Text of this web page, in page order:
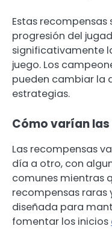
Estas recompensas
progresión del
significativamente
juego. Los
pueden cambiar la
estrategias.
Cómo varían
Las recompensas
día a otro, con
comunes mientras
recompensas raras
diseñada para
fomentar los inicios